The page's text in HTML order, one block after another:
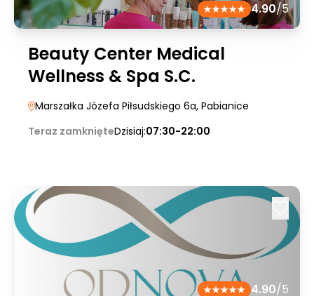
4.90/5
Beauty Center Medical
Wellness & Spa S.C.
Marszałka Józefa Piłsudskiego 6a, Pabianice
Teraz zamknięteDzisiaj:07:30-22:00
4.90/5